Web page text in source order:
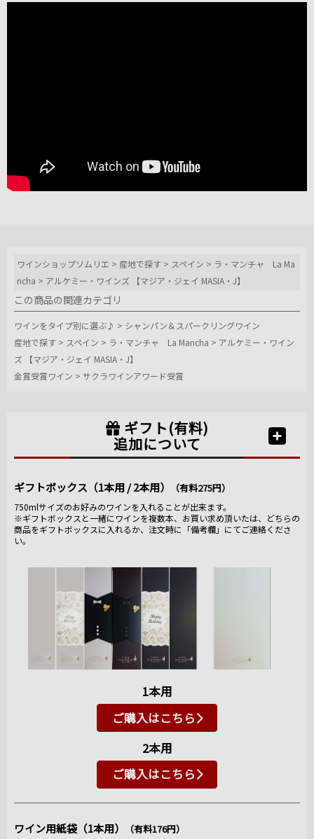
ワインショップソムリエ > 産地で探す > スペイン > ラ・マンチャ La Ma
ncha > アルケミー・ワインズ 【マジア・ジェイ MASIA・J】
この商品の関連カテゴリ
ワインをタイプ別に選ぶ♪ > シャンパン＆スパークリングワイン
産地で探す > スペイン > ラ・マンチャ La Mancha > アルケミー・ワイン
ズ 【マジア・ジェイ MASIA・J】
金賞受賞ワイン > サクラワインアワード受賞
ギフト(有料)
追加について
ギフトボックス（1本用 / 2本用） （有料275円）
750mlサイズのお好みのワインを入れることが出来ます。
※ギフトボックスと一緒にワインを複数本、お買い求め頂いたは、どちらの
商品をギフトボックスに入れるか、注文時に「備考欄」にてご連絡くださ
い。
1本用
ご購入はこちら
2本用
ご購入はこちら
ワイン用紙袋（1本用） （有料176円）